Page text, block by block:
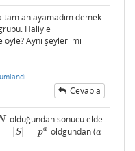
tam anlayamadım demek
Haliyle
öyle? Aynı şeyleri mi
Cevapla
olduğundan sonucu elde
= S| = pa
S| pa oldgundan (a
a